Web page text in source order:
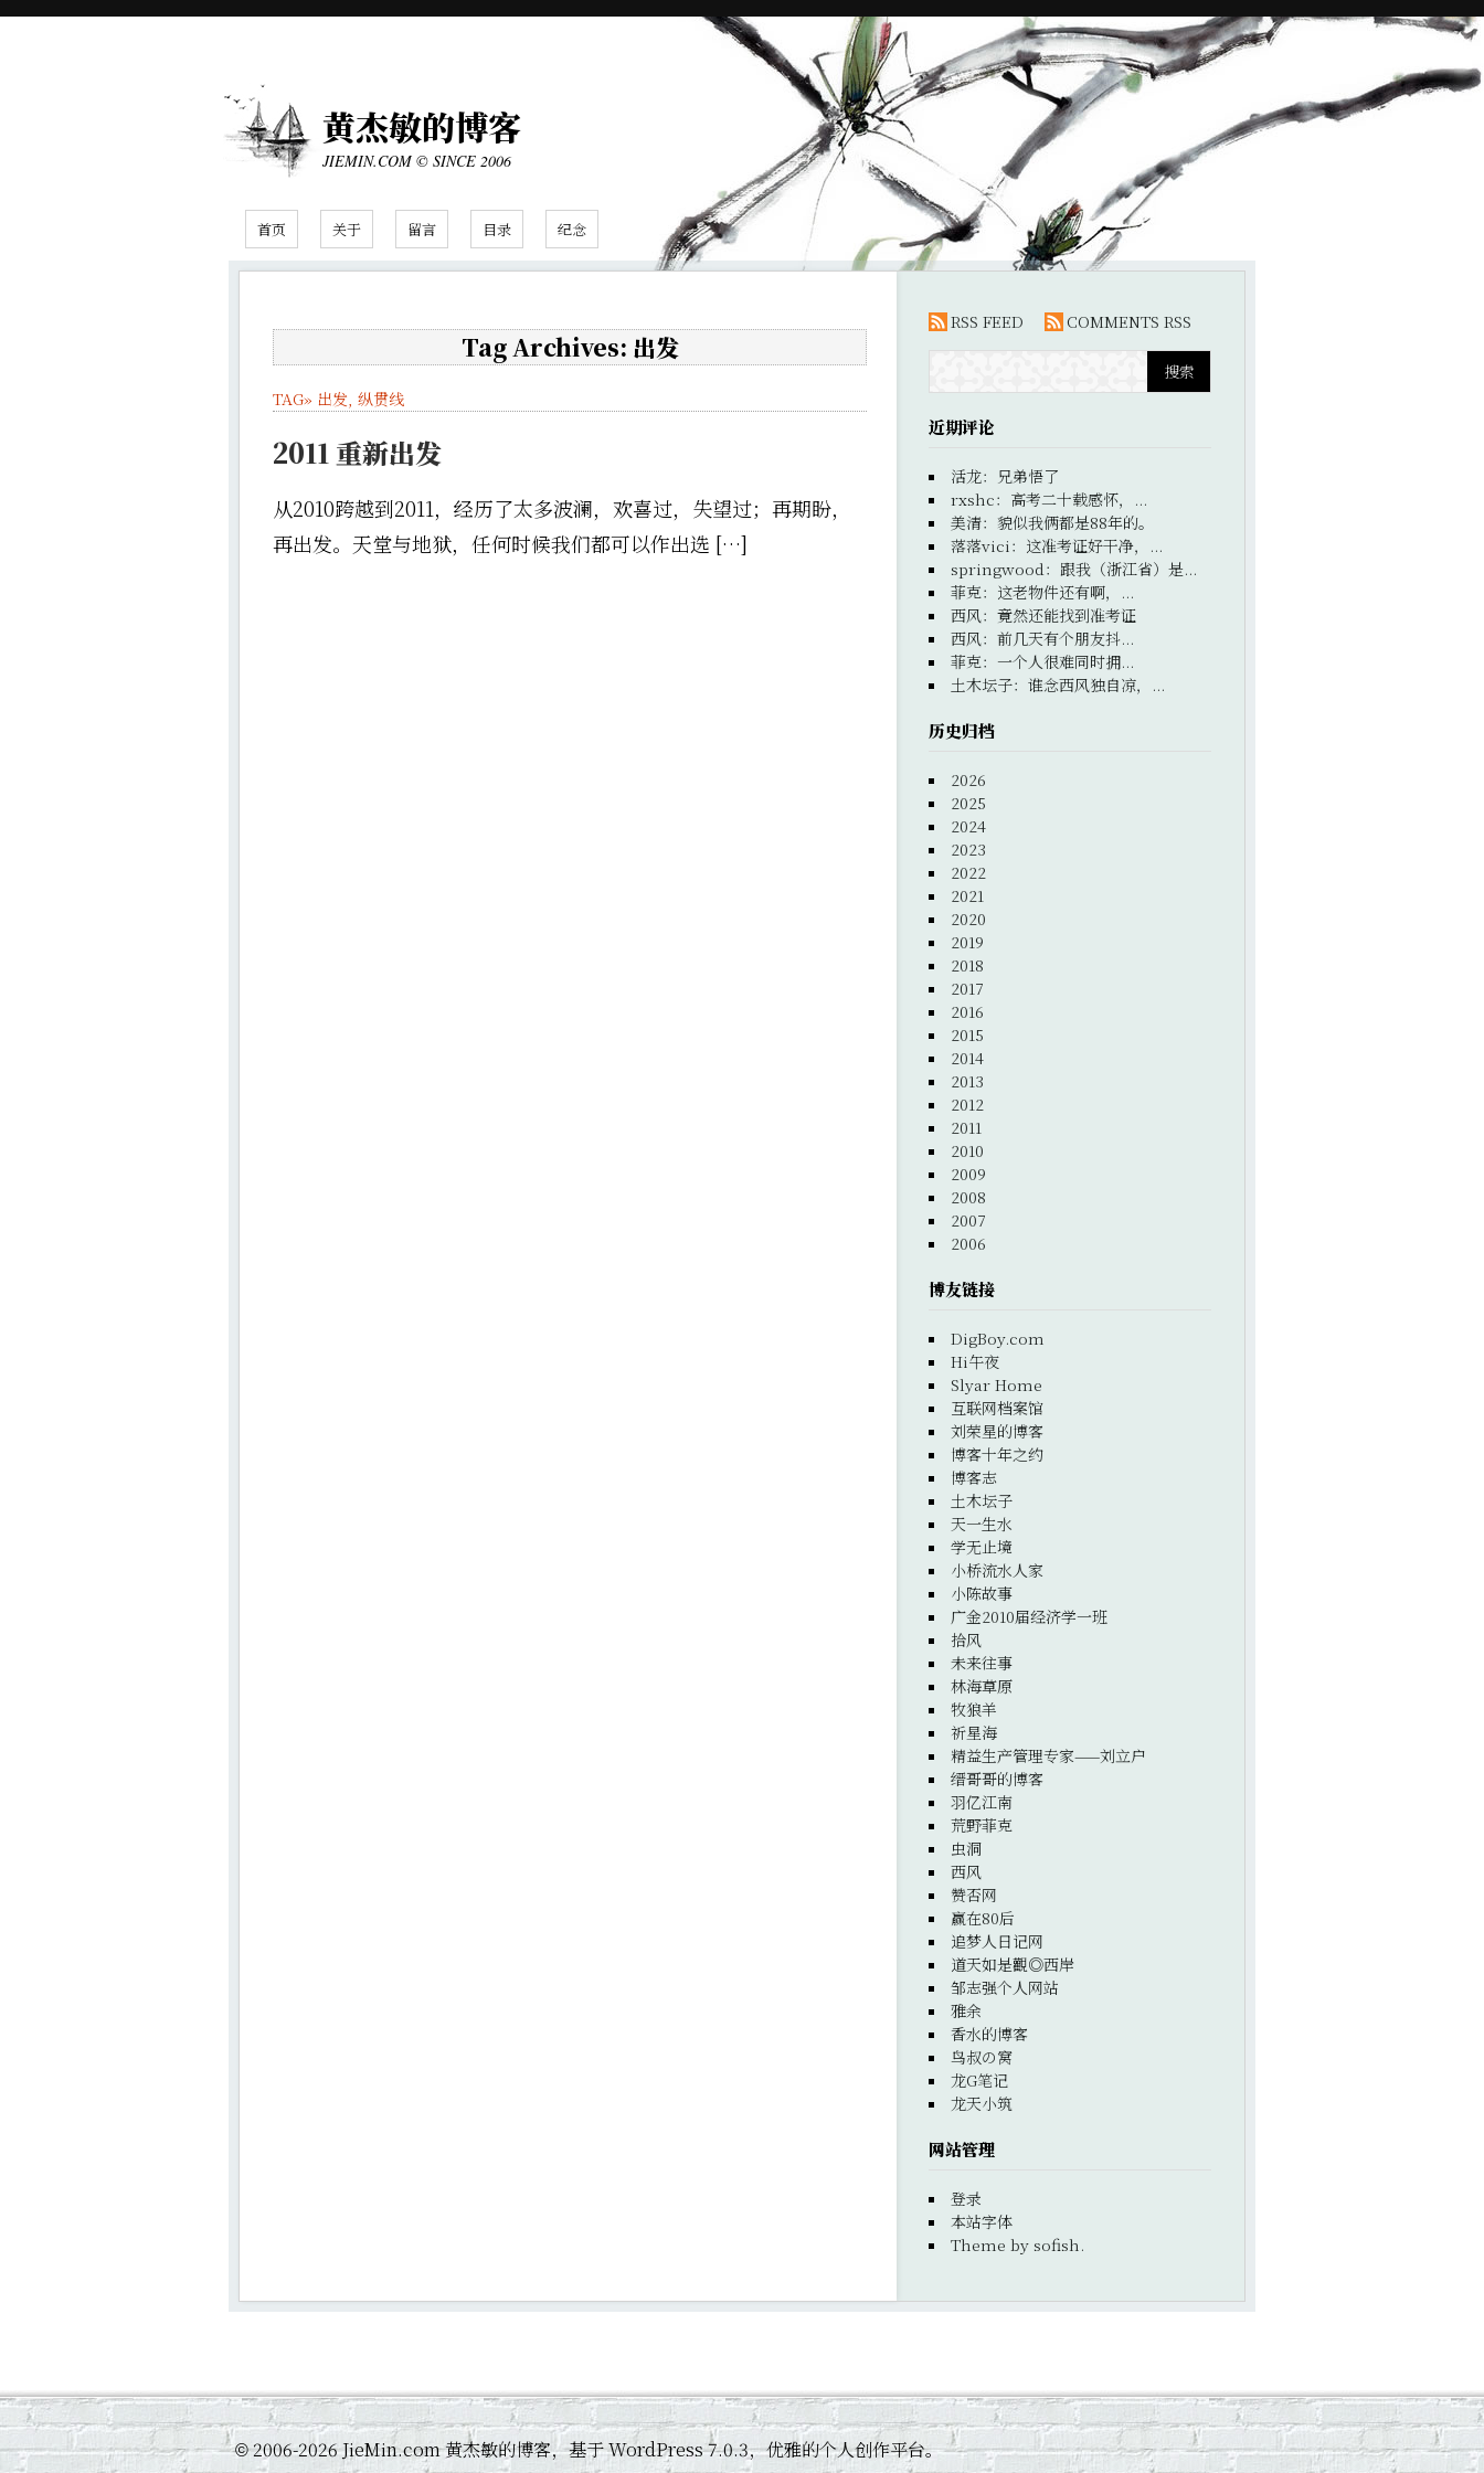
黄杰敏的博客
JIEMIN.COM © SINCE 2006
首页 关于 留言 目录 纪念
Tag Archives: 出发
TAG» 出发, 纵贯线
2011 重新出发
从2010跨越到2011，经历了太多波澜，欢喜过，失望过；再期盼，
再出发。天堂与地狱，任何时候我们都可以作出选 […]
RSS FEED COMMENTS RSS
近期评论
活龙： 兄弟悟了
rxshc： 高考二十载感怀，...
美清： 貌似我俩都是88年的。
落落vici ： 这准考证好干净，...
springwood ： 跟我（浙江省）是...
菲克： 这老物件还有啊，...
西风： 竟然还能找到准考证
西风： 前几天有个朋友抖...
菲克： 一个人很难同时拥...
土木坛子： 谁念西风独自凉，...
历史归档
2026
2025
2024
2023
2022
2021
2020
2019
2018
2017
2016
2015
2014
2013
2012
2011
2010
2009
2008
2007
2006
博友链接
DigBoy.com
Hi午夜
Slyar Home
互联网档案馆
刘荣星的博客
博客十年之约
博客志
土木坛子
天一生水
学无止境
小桥流水人家
小陈故事
广金2010届经济学一班
拾风
未来往事
林海草原
牧狼羊
祈星海
精益生产管理专家——刘立户
缙哥哥的博客
羽亿江南
荒野菲克
虫洞
西风
赞否网
赢在80后
追梦人日记网
道天如是觀◎西岸
邹志强个人网站
雅余
香水的博客
鸟叔の窝
龙G笔记
龙天小筑
网站管理
登录
本站字体
Theme by sofish.
©2006-2026 JieMin.com 黄杰敏的博客，基于 WordPress 7.0.3，优雅的个人创作平台。